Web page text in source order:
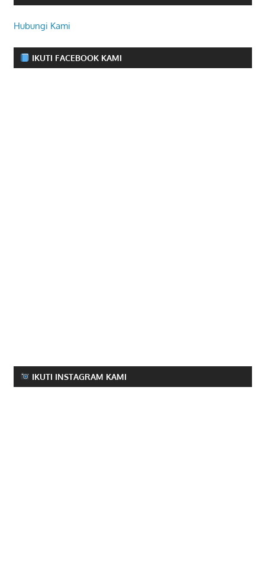
Hubungi Kami
IKUTI FACEBOOK KAMI
IKUTI INSTAGRAM KAMI